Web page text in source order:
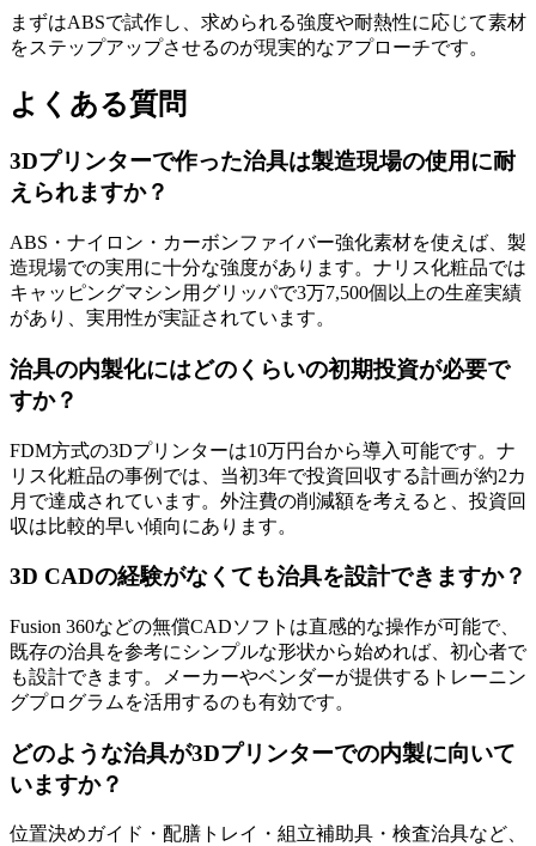
まずはABSで試作し、求められる強度や耐熱性に応じて素材
をステップアップさせるのが現実的なアプローチです。
よくある質問
3Dプリンターで作った治具は製造現場の使用に耐
えられますか？
ABS・ナイロン・カーボンファイバー強化素材を使えば、製
造現場での実用に十分な強度があります。ナリス化粧品では
キャッピングマシン用グリッパで3万7,500個以上の生産実績
があり、実用性が実証されています。
治具の内製化にはどのくらいの初期投資が必要で
すか？
FDM方式の3Dプリンターは10万円台から導入可能です。ナ
リス化粧品の事例では、当初3年で投資回収する計画が約2カ
月で達成されています。外注費の削減額を考えると、投資回
収は比較的早い傾向にあります。
3D CADの経験がなくても治具を設計できますか？
Fusion 360などの無償CADソフトは直感的な操作が可能で、
既存の治具を参考にシンプルな形状から始めれば、初心者で
も設計できます。メーカーやベンダーが提供するトレーニン
グプログラムを活用するのも有効です。
どのような治具が3Dプリンターでの内製に向いて
いますか？
位置決めガイド・配膳トレイ・組立補助具・検査治具など、